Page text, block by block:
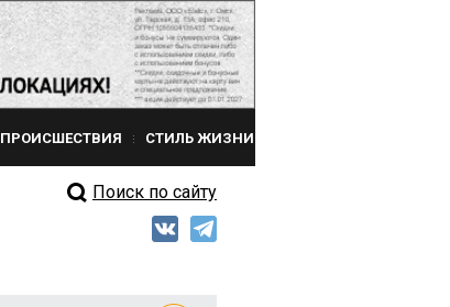
ПРОИСШЕСТВИЯ СТИЛЬ ЖИЗНИ
Поиск по сайту